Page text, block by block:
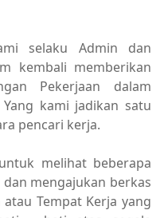
selaku Admin dan
kembali memberikan
Pekerjaan dalam
kami jadikan satu
pencari kerja.
melihat beberapa
mengajukan berkas
Tempat Kerja yang